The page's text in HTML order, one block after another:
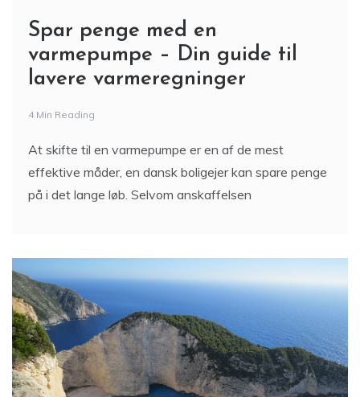
Spar penge med en
varmepumpe – Din guide til
lavere varmeregninger
4 Min Reading
At skifte til en varmepumpe er en af de mest
effektive måder, en dansk boligejer kan spare penge
på i det lange løb. Selvom anskaffelsen